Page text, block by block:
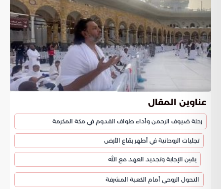
عناوين المقال
رحلة ضيوف الرحمن وأداء طواف القدوم في مكة المكرمة
تجليات الروحانية في أطهر بقاع الأرض
يقين الإجابة وتجديد العهد مع الله
التحول الروحي أمام الكعبة المشرفة